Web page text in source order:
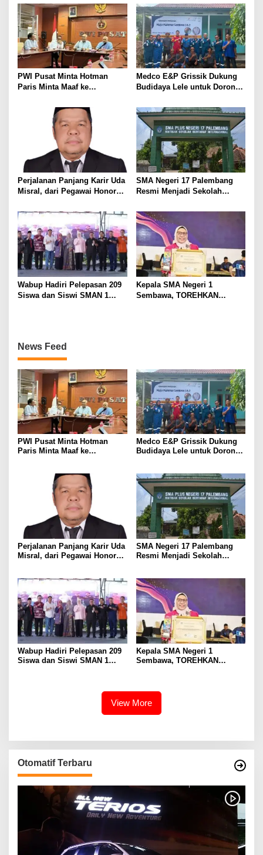
A
N
s
i
p
o
s
PWI Pusat Minta Hotman
Paris Minta Maaf ke
Pers Harus Dihormati
Medco E&P Grissik Dukung
Budidaya Lele untuk Dorong
Masyarakat
Perjalanan Panjang Karir Uda
Misral, dari Pegawai Honorer
Karir Jabatan Struktural
Eselon III
SMA Negeri 17 Palembang
Resmi Menjadi Sekolah
Wabup Hadiri Pelepasan 209
Siswa dan Siswi SMAN 1
Kepala SMA Negeri 1
Sembawa, TOREHKAN
News Feed
PWI Pusat Minta Hotman
Paris Minta Maaf ke
Medco E&P Grissik Dukung
Budidaya Lele untuk Dorong
Perjalanan Panjang Karir Uda
Misral, dari Pegawai Honorer
Eselon III
SMA Negeri 17 Palembang
Resmi Menjadi Sekolah
Wabup Hadiri Pelepasan 209
Siswa dan Siswi SMAN 1
Kepala SMA Negeri 1
Sembawa, TOREHKAN
View More
Otomatif Terbaru